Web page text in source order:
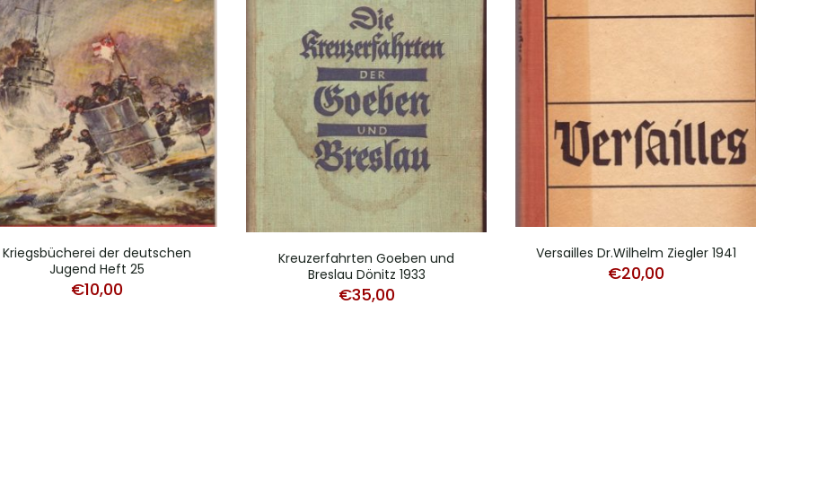
Kriegsbücherei der deutschen
Jugend Heft 25
€10,00
Kreuzerfahrten Goeben und
Breslau Dönitz 1933
€35,00
Versailles Dr.Wilhelm Ziegler 1941
€20,00